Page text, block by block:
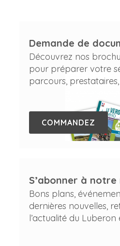
Demande de
Découvrez nos
pour préparer votre
parcours,
COMMANDEZ
S’abonner à
Bons plans,
dernières nouvelles,
l’actualité du Luberon